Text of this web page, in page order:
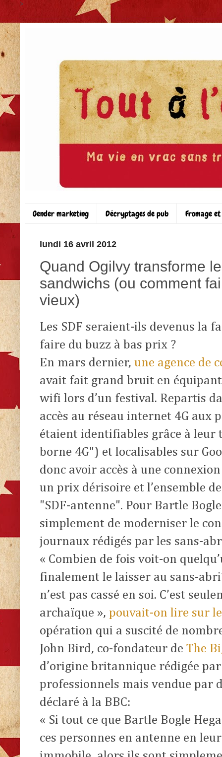
>
Gender marketing Décryptages de pub Fromage
lundi 16 avril 2012
Quand Ogilvy transforme
sandwichs (ou comment
vieux)
Les SDF seraient-ils devenus la
faire du buzz à bas prix ?
En mars dernier, une agence de
avait fait grand bruit en
wifi lors d’un festival. Repartis
accès au réseau internet 4G aux
étaient identifiables grâce à leur
borne 4G") et localisables sur
donc avoir accès à une
un prix dérisoire et l’ensemble
"SDF-antenne". Pour Bartle
simplement de moderniser le
journaux rédigés par les sans-
« Combien de fois voit-on
finalement le laisser au sans-
n’est pas cassé en soi. C’est
archaïque », pouvait-on lire sur le
opération qui a suscité de
John Bird, co-fondateur de The
d’origine britannique rédigée
professionnels mais vendue par
déclaré à la BBC:
« Si tout ce que Bartle Bogle
ces personnes en antenne en